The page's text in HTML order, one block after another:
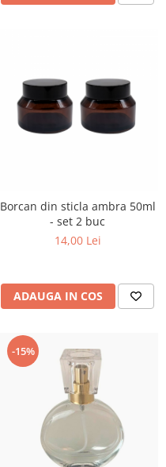
Borcan din sticla ambra 50ml
- set 2 buc
14,00 Lei
ADAUGA IN COS
-15%